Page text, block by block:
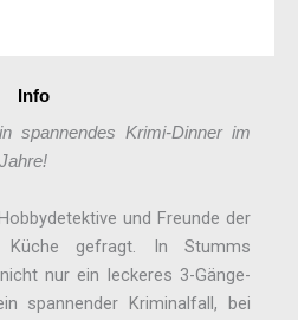
Info
spannendes Krimi-Dinner im
und Freunde der
Küche gefragt. In Stumms
nur ein leckeres 3-Gänge-
spannender Kriminalfall, bei